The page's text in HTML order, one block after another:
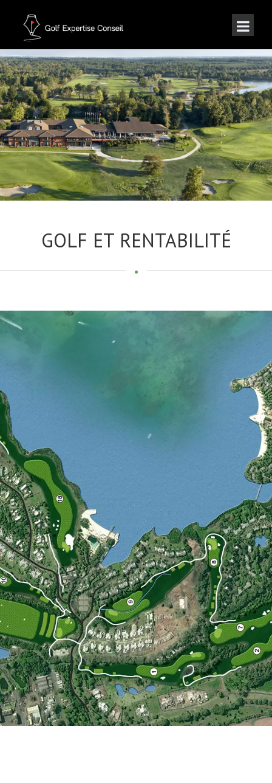
GOLF ET RENTABILITÉ
GOLF ET RENTABILITÉ